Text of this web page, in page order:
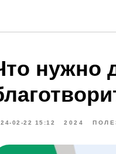
нужно
02-22 15:12 2024